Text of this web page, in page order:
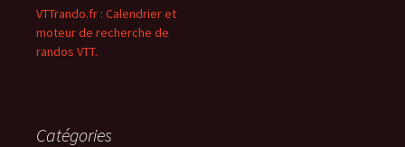
VTTrando.fr : Calendrier et
moteur de recherche de
randos VTT.
Catégories